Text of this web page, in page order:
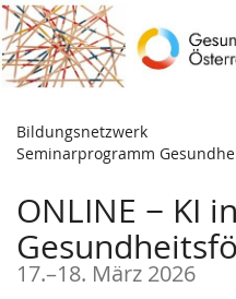
Zum
Haupt-
Inhalt
springen
Bildungsnetzwerk
Seminarprogramm
ONLINE − KI
17.–bis
18. März 2026